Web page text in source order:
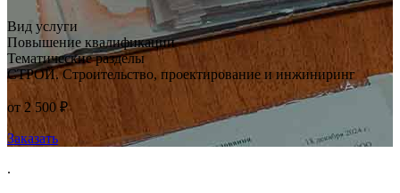
Вид услуги
Повышение квалификации
Тематические разделы
СТРОЙ. Строительство, проектирование и инжиниринг
от 2 500 ₽
Заказать
.